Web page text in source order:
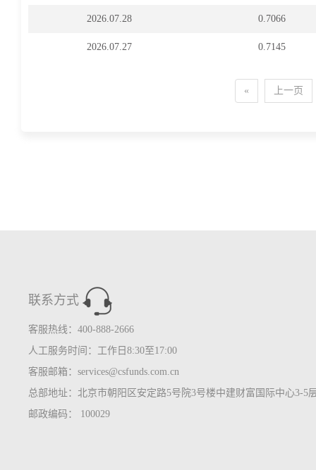
2026.07.28 0.7066
2026.07.27 0.7145
« 上一页
联系方式
客服热线：400-888-2666
人工服务时间：工作日8:30至17:00
客服邮箱：services@csfunds.com.cn
总部地址：北京市朝阳区安定路5号院3号楼中建财富国际中心3-5
邮政编码： 100029